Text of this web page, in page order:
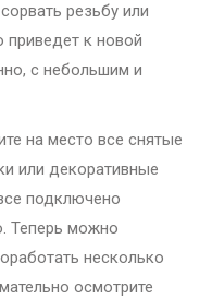
резьбу или
к новой
с небольшим и
на место все снятые
или декоративные
подключено
Теперь можно
несколько
осмотрите